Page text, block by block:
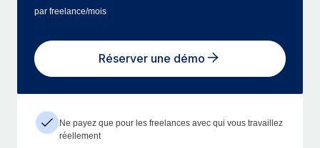
par freelance/mois
Réserver une démo
Ne payez que pour les freelances avec qui vous travaillez
réellement